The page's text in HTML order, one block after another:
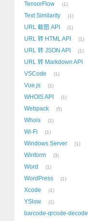
TensorFlow 1
Text Similarity 1
URL 截图 API 1
URL 转 HTML API 1
URL 转 JSON API 1
URL 转 Markdown API
VSCode 1
Vue.js 1
WHOIS API 1
Webpack 5
Whois 1
Wi-Fi 1
Windows Server 1
Winform 3
Word 1
WordPress 1
Xcode 1
YSlow 1
barcode-qrcode-decode